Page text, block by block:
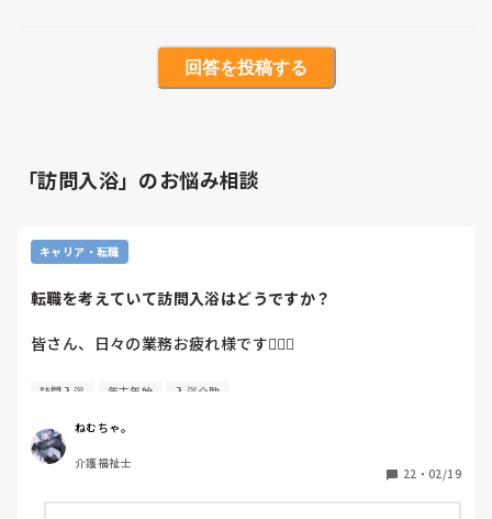
回答を投稿する
「訪問入浴」のお悩み相談
キャリア・転職
転職を考えていて訪問入浴はどうですか？
皆さん、日々の業務お疲れ様です🙇🏻‍♀️
今、転職を考えています！
よく、お休みも年末年始あるといいなぁって考えた結果以前
から気になっていた
”訪問入浴”
訪問入浴 年末年始 入浴介助
ねむちゃ。
介護福祉士
22 ・ 02/19